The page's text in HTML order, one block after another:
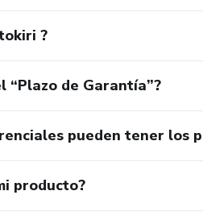
?
“Plazo de Garantía”?
pueden tener los
producto?